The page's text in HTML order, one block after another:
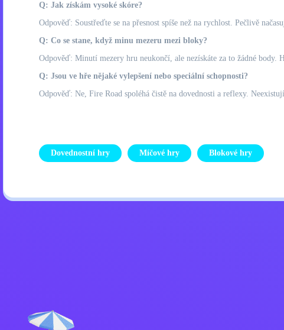
Q: Jak získám vysoké skóre?
Odpověď: Soustřeďte se na přesnost spíše než na rychlost. Pečlivě
Q: Co se stane, když minu mezeru mezi bloky?
Odpověď: Minutí mezery hru neukončí, ale nezískáte za to žádné body.
Q: Jsou ve hře nějaké vylepšení nebo speciální schopnosti?
Odpověď: Ne, Fire Road spoléhá čistě na dovednosti a reflexy.
Dovednostní hry Míčové hry Blokové hry